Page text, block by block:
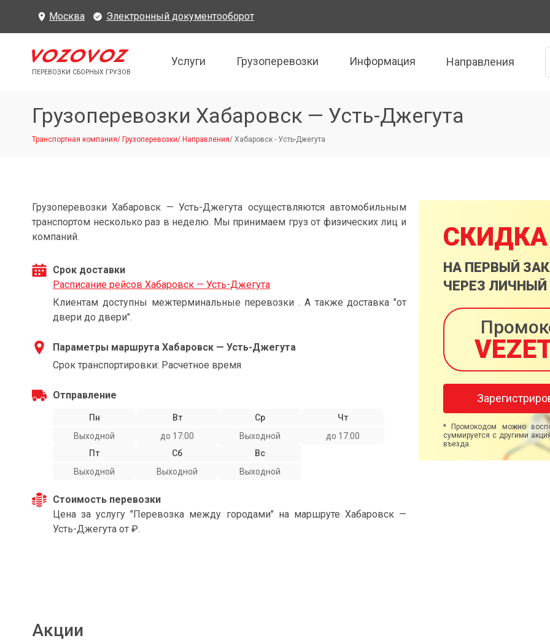
Москва Электронный документооборот
ПЕРЕВОЗКИ СБОРНЫХ ГРУЗОВ
Услуги Грузоперевозки Информация Направления
Грузоперевозки Хабаровск — Усть-Джегута
Транспортная компания/ Грузоперевозки/ Направления/ Хабаровск - Усть-Джегута
Грузоперевозки Хабаровск — Усть-Джегута осуществляются автомобильным
транспортом несколько раз в неделю. Мы принимаем груз от физических лиц и
компаний.
Срок доставки
Расписание рейсов Хабаровск — Усть-Джегута
Клиентам доступны межтерминальные перевозки . А также доставка "от
двери до двери".
Параметры маршрута Хабаровск — Усть-Джегута
Срок транспортировки: Расчетное время
Отправление
Пн
Выходной
Вт
до 17:00
Ср
Выходной
Чт
до 17:00
Пт
Выходной
Сб
Выходной
Вс
Выходной
Стоимость перевозки
Цена за услугу "Перевозка между городами" на маршруте Хабаровск —
Усть-Джегута от ₽.
СКИДКА
НА ПЕРВЫЙ
ЧЕРЕЗ ЛИЧНЫЙ
* Промокодом можно
суммируется с другими
въезда.
Акции